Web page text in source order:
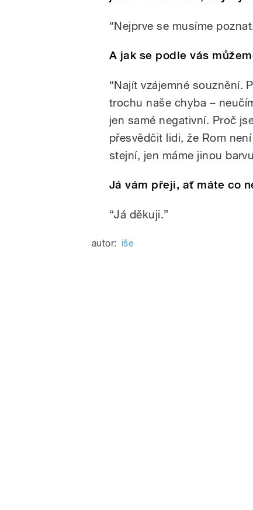
“Nejprve se musíme
A jak se podle vás
“Najít vzájemné souznění.
trochu naše chyba –
jen samé negativní. Proč
přesvědčit lidi, že Rom
stejní, jen máme jinou
Já vám přeji, ať máte co
“Já děkuji.”
autor: iše